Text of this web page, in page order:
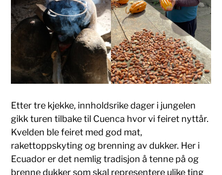
Etter tre kjekke, innholdsrike dager i jungelen
gikk turen tilbake til Cuenca hvor vi feiret nyttår.
Kvelden ble feiret med god mat,
rakettoppskyting og brenning av dukker. Her i
Ecuador er det nemlig tradisjon å tenne på og
brenne dukker som skal representere ulike ting